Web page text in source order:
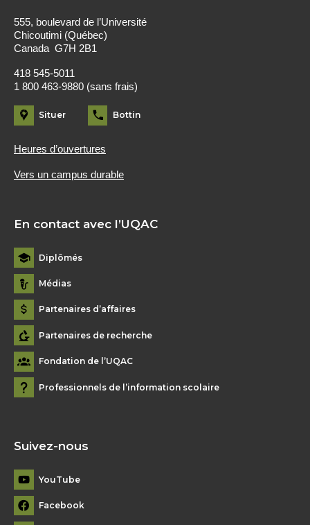
555, boulevard de l’Université
Chicoutimi (Québec)
Canada G7H 2B1
418 545-5011
1 800 463-9880 (sans frais)
Situer Bottin
Heures d’ouvertures
Vers un campus durable
En contact avec l’UQAC
Diplômés
Médias
Partenaires d’affaires
Partenaires de recherche
Fondation de l’UQAC
Professionnels de l’information scolaire
Suivez-nous
YouTube
Facebook